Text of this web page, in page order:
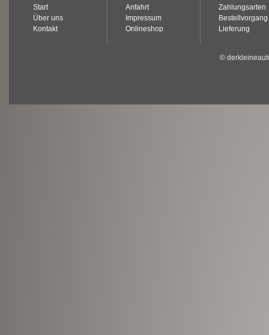
Start
Über uns
Kontakt
Anfahrt
Impressum
Onlineshop
Zahlungsarten
Bestellvorgang
Lieferung
©